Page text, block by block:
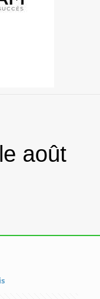
août